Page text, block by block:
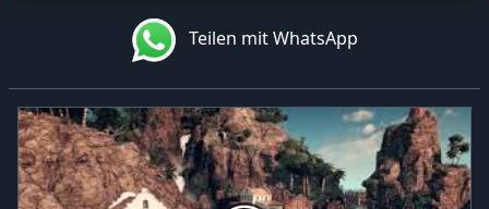
Teilen mit WhatsApp